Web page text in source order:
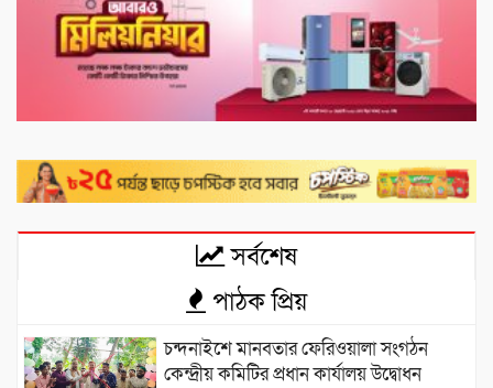
সর্বশেষ
পাঠক প্রিয়
চন্দনাইশে মানবতার ফেরিওয়ালা সংগঠন
কেন্দ্রীয় কমিটির প্রধান কার্যালয় উদ্বোধন